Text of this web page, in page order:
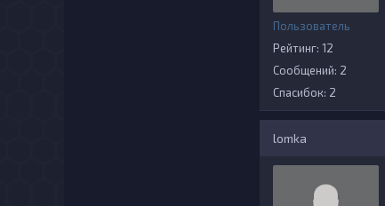
Пользователь
Рейтинг: 12
Сообщений: 2
Спасибок: 2
lomka